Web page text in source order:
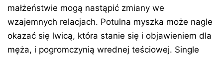
małżeństwie mogą nastąpić zmiany we
wzajemnych relacjach. Potulna myszka może nagle
okazać się lwicą, która stanie się i objawieniem dla
męża, i pogromczynią wrednej teściowej. Single